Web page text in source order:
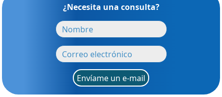
¿Necesita una consulta?
Envíame un e-mail